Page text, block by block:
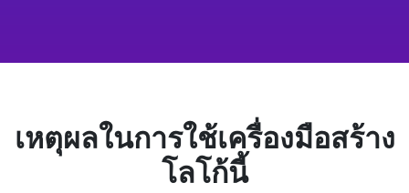
เหตุผลในการใช้เครื่องมือสร้าง
โลโก้นี้